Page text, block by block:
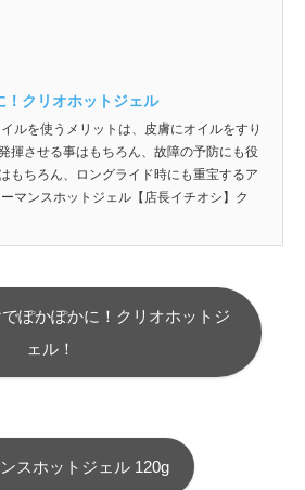
！クリオホットジェル
ルを使うメリットは、皮膚にオイルをすり
揮させる事はもちろん、故障の予防にも役
もちろん、ロングライド時にも重宝するア
マンスホットジェル【店長イチオシ】ク
ぽかぽかに！クリオホットジ
ェル！
スホットジェル 120g